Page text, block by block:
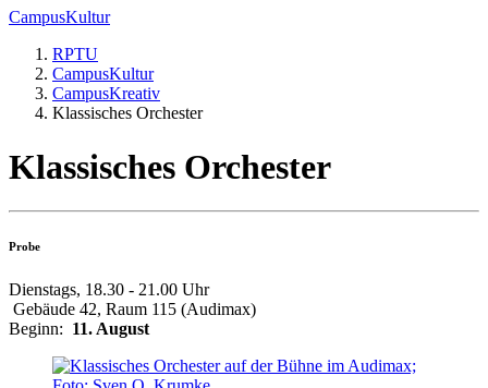
CampusKultur
RPTU
CampusKultur
CampusKreativ
Klassisches Orchester
Klassisches Orchester
Probe
Dienstags, 18.30 - 21.00 Uhr
Gebäude 42, Raum 115 (Audimax)
Beginn: 11. August